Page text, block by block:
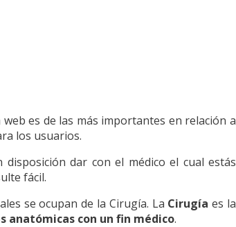
es de las más importantes en relación a
los usuarios.
dar con el médico el cual estás
fácil.
se ocupan de la Cirugía. La Cirugía es la
anatómicas con un fin médico.